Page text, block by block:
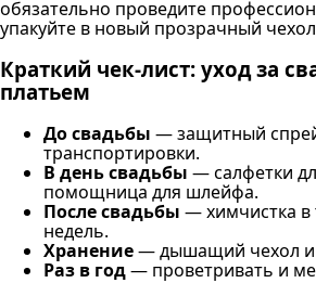
обязательно проведите
упакуйте в новый прозрачный
Краткий чек-лист: уход за
платьем
До свадьбы — защитный
транспортировки.
В день свадьбы — салфетки
помощница для шлейфа.
После свадьбы — химчистка в
недель.
Хранение— дышащий чехол и
Раз в год— проветривать и